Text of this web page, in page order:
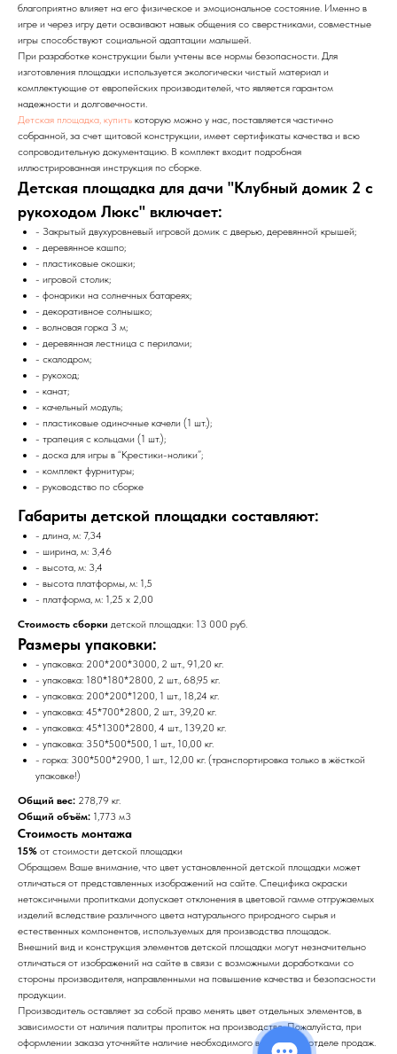
благоприятно влияет на его физическое и эмоциональное состояние. Именно в
игре и через игру дети осваивают навык общения со сверстниками, совместные
игры способствуют социальной адаптации малышей.
При разработке конструкции были учтены все нормы безопасности. Для
изготовления площадки используется экологически чистый материал и
комплектующие от европейских производителей, что является гарантом
надежности и долговечности.
Детская площадка, купить которую можно у нас, поставляется частично
собранной, за счет щитовой конструкции, имеет сертификаты качества и всю
сопроводительную документацию. В комплект входит подробная
иллюстрированная инструкция по сборке.
Детская площадка для дачи "Клубный домик 2 с
рукоходом Люкс" включает:
- Закрытый двухуровневый игровой домик с дверью, деревянной крышей;
- деревянное кашпо;
- пластиковые окошки;
- игровой столик;
- фонарики на солнечных батареях;
- декоративное солнышко;
- волновая горка 3 м;
- деревянная лестница с перилами;
- скалодром;
- рукоход;
- канат;
- качельный модуль;
- пластиковые одиночные качели (1 шт.);
- трапеция с кольцами (1 шт.);
- доска для игры в “Крестики-нолики”;
- комплект фурнитуры;
- руководство по сборке
Габариты детской площадки составляют:
- длина, м: 7,34
- ширина, м: 3,46
- высота, м: 3,4
- высота платформы, м: 1,5
- платформа, м: 1,25 x 2,00
Стоимость сборки детской площадки: 13 000 руб.
Размеры упаковки:
- упаковка: 200*200*3000, 2 шт., 91,20 кг.
- упаковка: 180*180*2800, 2 шт., 68,95 кг.
- упаковка: 200*200*1200, 1 шт., 18,24 кг.
- упаковка: 45*700*2800, 2 шт., 39,20 кг.
- упаковка: 45*1300*2800, 4 шт., 139,20 кг.
- упаковка: 350*500*500, 1 шт., 10,00 кг.
- горка: 300*500*2900, 1 шт., 12,00 кг. (транспортировка только в жёсткой
упаковке!)
Общий вес: 278,79 кг.
Общий объём: 1,773 м3
Стоимость монтажа
15% от стоимости детской площадки
Обращаем Ваше внимание, что цвет установленной детской площадки может
отличаться от представленных изображений на сайте. Специфика окраски
нетоксичными пропитками допускает отклонения в цветовой гамме отгружаемых
изделий вследствие различного цвета натурального природного сырья и
естественных компонентов, используемых для производства площадок.
Внешний вид и конструкция элементов детской площадки могут незначительно
отличаться от изображений на сайте в связи с возможными доработками со
стороны производителя, направленными на повышение качества и безопасности
продукции.
Производитель оставляет за собой право менять цвет отдельных элементов, в
зависимости от наличия палитры пропиток на производстве. Пожалуйста, при
оформлении заказа уточняйте наличие необходимого вам цвета в отделе продаж.